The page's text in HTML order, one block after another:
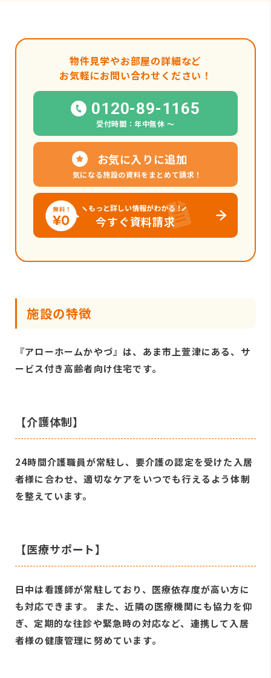
物件見学やお部屋の詳細など
お気軽にお問い合わせください！
0120-89-1165
受付時間：年中無休 〜
お気に入りに追加
気になる施設の資料をまとめて請求！
もっと詳しい情報がわかる！
今すぐ資料請求
施設の特徴
『アローホームかやづ』は、あま市上萱津にある、サ
ービス付き高齢者向け住宅です。
【介護体制】
24時間介護職員が常駐し、要介護の認定を受けた入居
者様に合わせ、適切なケアをいつでも行えるよう体制
を整えています。
【医療サポート】
日中は看護師が常駐しており、医療依存度が高い方に
も対応できます。 また、近隣の医療機関にも協力を仰
ぎ、定期的な往診や緊急時の対応など、連携して入居
者様の健康管理に努めています。